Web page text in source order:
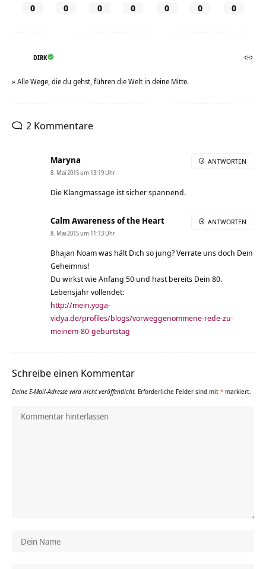
0 0 0 0 0 0 0
DIRK
» Alle Wege, die du gehst, führen die Welt in deine Mitte.
2 Kommentare
Maryna
8. Mai 2015 um 13:19 Uhr
Die Klangmassage ist sicher spannend.
ANTWORTEN
Calm Awareness of the Heart
8. Mai 2015 um 11:13 Uhr
Bhajan Noam was hält Dich so jung? Verrate uns doch Dein
Geheimnis!
Du wirkst wie Anfang 50 und hast bereits Dein 80.
Lebensjahr vollendet:
http://mein.yoga-
vidya.de/profiles/blogs/vorweggenommene-rede-zu-
meinem-80-geburtstag
ANTWORTEN
Schreibe einen Kommentar
Deine E-Mail-Adresse wird nicht veröffentlicht. Erforderliche Felder sind mit * markiert.